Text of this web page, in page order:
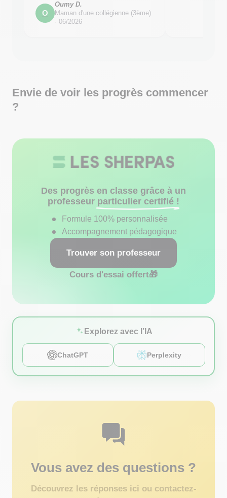
O
Oumy D.
Maman d'une collégienne (3ème)
· 06/2026
Envie de voir les progrès commencer
?
Des progrès en classe grâce à un
professeur particulier certifié !
Formule 100% personnalisée
Accompagnement pédagogique
Trouver son professeur
Cours d'essai offert🎁
Explorez avec l’IA
ChatGPT Perplexity
Vous avez des questions ?
Découvrez les réponses ici ou contactez-